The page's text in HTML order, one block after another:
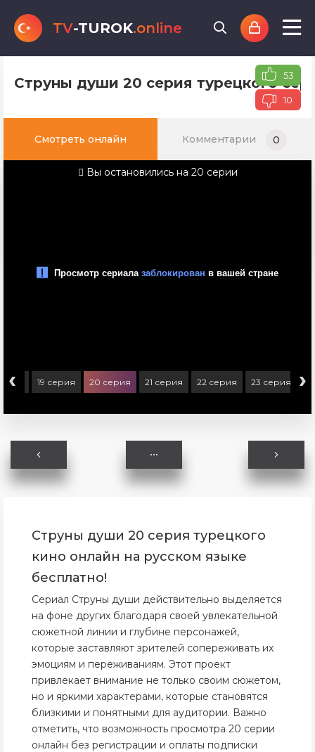
TV-TUROK.online
Струны души 20 серия турецкого 53
10
Смотреть онлайн Комментарии 0
Вы остановились на 20 серии
‹ 19 серия 20 серия 21 серия 22 серия 23 серия ›
Струны души 20 серия турецкого
кино онлайн на русском языке
бесплатно!
Сериал Струны души действительно выделяется
на фоне других благодаря своей увлекательной
сюжетной линии и глубине персонажей,
которые заставляют зрителей сопереживать их
эмоциям и переживаниям. Этот проект
привлекает внимание не только своим сюжетом,
но и яркими характерами, которые становятся
близкими и понятными для аудитории. Важно
отметить, что возможность просмотра 20 серии
онлайн без регистрации и оплаты подписки